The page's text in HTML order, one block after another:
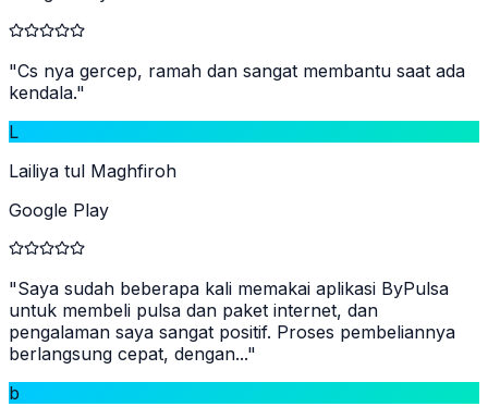
"Cs nya gercep, ramah dan sangat membantu saat ada
kendala."
L
Lailiya tul Maghfiroh
Google Play
"Saya sudah beberapa kali memakai aplikasi ByPulsa
untuk membeli pulsa dan paket internet, dan
pengalaman saya sangat positif. Proses pembeliannya
berlangsung cepat, dengan..."
b